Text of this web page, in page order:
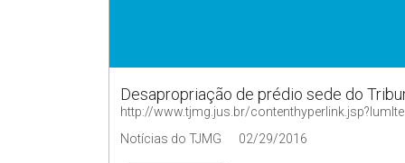
Desapropriação de prédio sede do
http://www.tjmg.jus.br/
Notícias do TJMG
02/29/2016